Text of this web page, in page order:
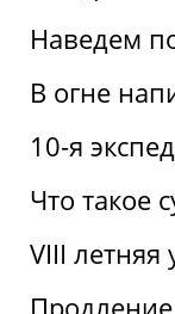
Наведем
В огне
10-я
Что такое
VIII летняя